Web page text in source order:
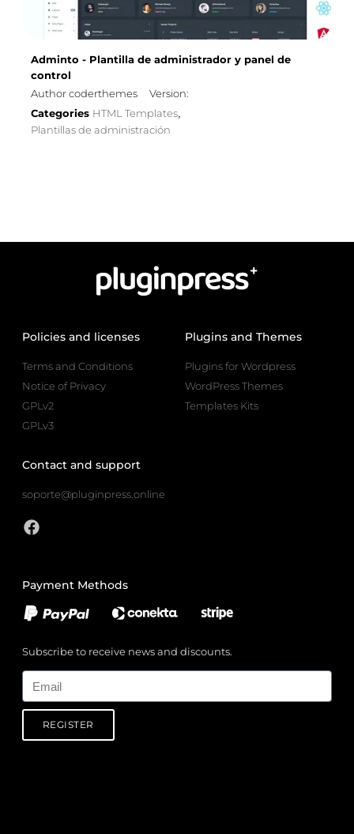
Adminto - Plantilla de administrador y panel de
control
Author coderthemes
Version:
Categories HTML Templates,
Plantillas de administración
Policies and licenses
Terms and Conditions
Notice of Privacy
GPLv2
GPLv3
Plugins and Themes
Plugins for Wordpress
WordPress Themes
Templates Kits
Contact and support
soporte@pluginpress.online
Payment Methods
Subscribe to receive news and discounts.
REGISTER